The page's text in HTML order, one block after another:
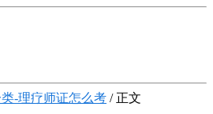
-理疗师证怎么考 / 正文